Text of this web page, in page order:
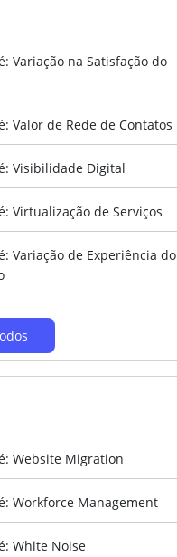
Variação na Satisfação do
Valor de Rede de Contatos
Visibilidade Digital
Virtualização de Serviços
Variação de Experiência do
Website Migration
Workforce Management
White Noise